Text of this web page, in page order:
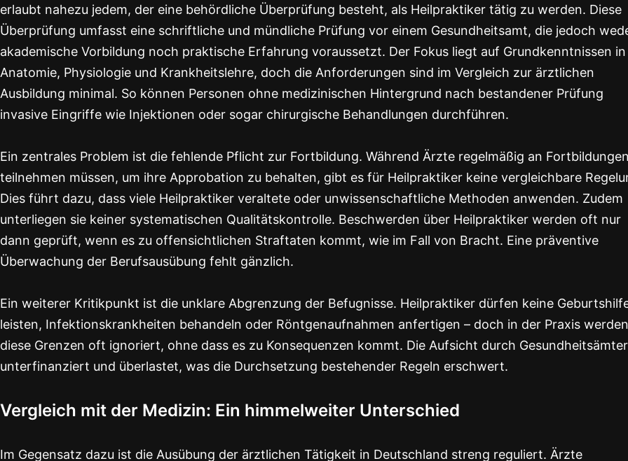
erlaubt nahezu jedem, der eine behördliche Überprüfung besteht, als Heilpraktiker tätig zu werden. Diese
Überprüfung umfasst eine schriftliche und mündliche Prüfung vor einem Gesundheitsamt, die jedoch
akademische Vorbildung noch praktische Erfahrung voraussetzt. Der Fokus liegt auf Grundkenntnissen in
Anatomie, Physiologie und Krankheitslehre, doch die Anforderungen sind im Vergleich zur ärztlichen
Ausbildung minimal. So können Personen ohne medizinischen Hintergrund nach bestandener Prüfung
invasive Eingriffe wie Injektionen oder sogar chirurgische Behandlungen durchführen.
Ein zentrales Problem ist die fehlende Pflicht zur Fortbildung. Während Ärzte regelmäßig an Fortbildungen
teilnehmen müssen, um ihre Approbation zu behalten, gibt es für Heilpraktiker keine vergleichbare
Dies führt dazu, dass viele Heilpraktiker veraltete oder unwissenschaftliche Methoden anwenden. Zudem
unterliegen sie keiner systematischen Qualitätskontrolle. Beschwerden über Heilpraktiker werden oft nur
dann geprüft, wenn es zu offensichtlichen Straftaten kommt, wie im Fall von Bracht. Eine präventive
Überwachung der Berufsausübung fehlt gänzlich.
Ein weiterer Kritikpunkt ist die unklare Abgrenzung der Befugnisse. Heilpraktiker dürfen keine
leisten, Infektionskrankheiten behandeln oder Röntgenaufnahmen anfertigen – doch in der Praxis werden
diese Grenzen oft ignoriert, ohne dass es zu Konsequenzen kommt. Die Aufsicht durch
unterfinanziert und überlastet, was die Durchsetzung bestehender Regeln erschwert.
Vergleich mit der Medizin: Ein himmelweiter Unterschied
Im Gegensatz dazu ist die Ausübung der ärztlichen Tätigkeit in Deutschland streng reguliert. Ärzte